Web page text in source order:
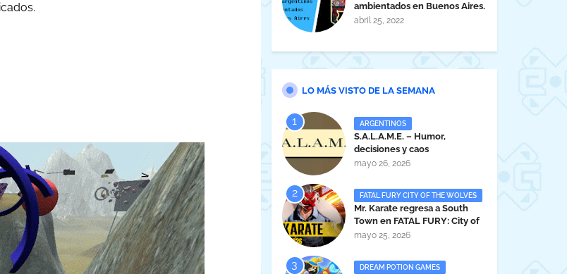
ambientados en Buenos Aires.
abril 25, 2022
LO MÁS VISTO DE LA SEMANA
ARGENTINOS
S.A.L.A.M.E. – Humor,
decisiones y caos
administrativo en clave gamer
mayo 26, 2026
FATAL FURY CITY OF THE WOLVES
Mr. Karate regresa a South
Town en FATAL FURY: City of
the Wolves
mayo 25, 2026
DREAM POTION GAMES